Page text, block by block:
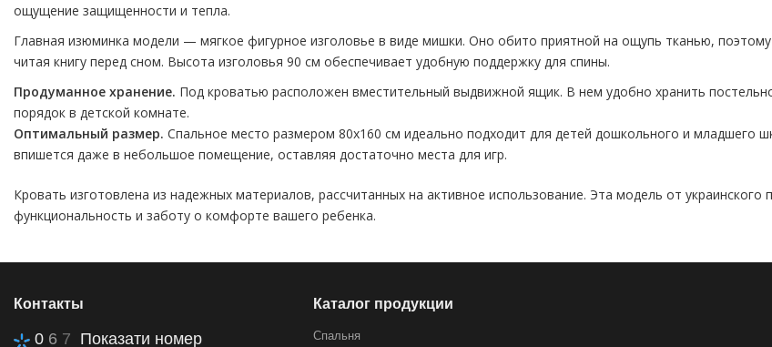
ощущение защищенности и тепла.
Главная изюминка модели — мягкое фигурное изголовье в виде мишки. Оно обито приятной на ощупь тканью,
читая книгу перед сном. Высота изголовья 90 см обеспечивает удобную поддержку для спины.
Продуманное хранение. Под кроватью расположен вместительный выдвижной ящик. В нем удобно хранить
порядок в детской комнате.
Оптимальный размер. Спальное место размером 80х160 см идеально подходит для детей дошкольного и младшего
впишется даже в небольшое помещение, оставляя достаточно места для игр.
Кровать изготовлена из надежных материалов, рассчитанных на активное использование. Эта модель от
функциональность и заботу о комфорте вашего ребенка.
Контакты
0 6 7 Показати номер
Каталог продукции
Спальня